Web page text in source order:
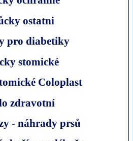
ostatni
pro diabetiky
stomické
Coloplast
zdravotní
- náhrady prsů